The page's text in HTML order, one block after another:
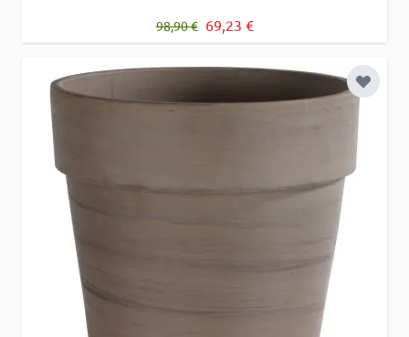
Regulärer Preis
98,90 € Sonderpreis
69,23 €
Zur